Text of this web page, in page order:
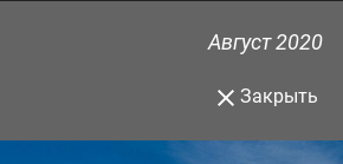
Август 2020
Закрыть